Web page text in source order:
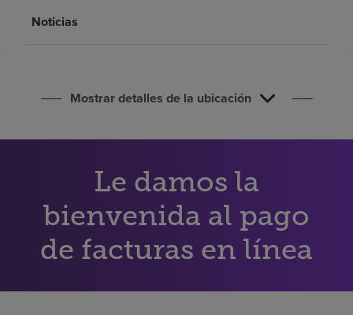
Noticias
Mostrar detalles de la ubicación
Le damos la
bienvenida al pago
de facturas en línea